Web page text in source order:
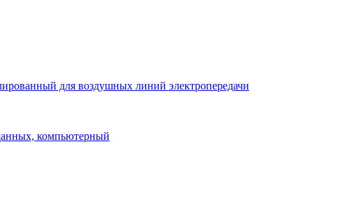
для воздушных линий электропередачи
компьютерный